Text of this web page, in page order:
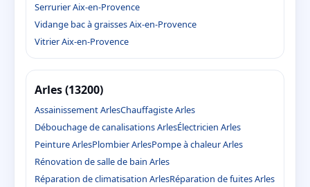
Serrurier Aix-en-Provence
Vidange bac à graisses Aix-en-Provence
Vitrier Aix-en-Provence
Arles (13200)
Assainissement ArlesChauffagiste Arles
Débouchage de canalisations ArlesÉlectricien Arles
Peinture ArlesPlombier ArlesPompe à chaleur Arles
Rénovation de salle de bain Arles
Réparation de climatisation ArlesRéparation de fuites Arles